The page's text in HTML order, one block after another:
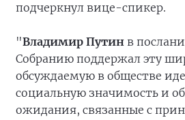
подчеркнул вице-спикер.
"Владимир Путин в
Собранию поддержал эту
обсуждаемую в обществе
социальную значимость и
ожидания, связанные с